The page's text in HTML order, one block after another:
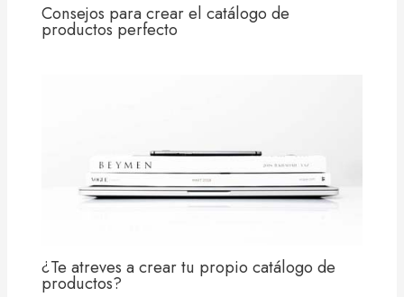
Consejos para crear el catálogo de
productos perfecto
¿Te atreves a crear tu propio catálogo de
productos?